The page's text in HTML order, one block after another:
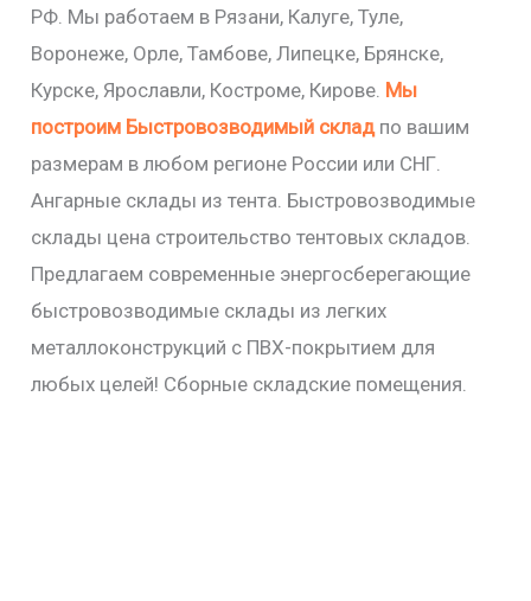
РФ. Мы работаем в Рязани, Калуге, Туле,
Воронеже, Орле, Тамбове, Липецке, Брянске,
Курске, Ярославли, Костроме, Кирове. Мы
построим Быстровозводимый складпо вашим
размерам в любом регионе России или СНГ.
Ангарные склады из тента. Быстровозводимые
склады цена строительство тентовых складов.
Предлагаем современные энергосберегающие
быстровозводимые склады из легких
металлоконструкций с ПВХ-покрытием для
любых целей! Сборные складские помещения.